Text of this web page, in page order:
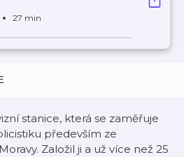
27 min
stanice, která se zaměřuje
především ze
Založil ji a už více než 25